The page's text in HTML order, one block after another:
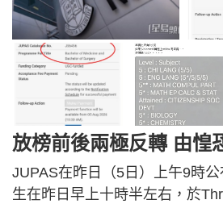
放榜前後兩極反轉 由惶
JUPAS在昨日（5日）上午9時
生在昨日早上十時半左右，於